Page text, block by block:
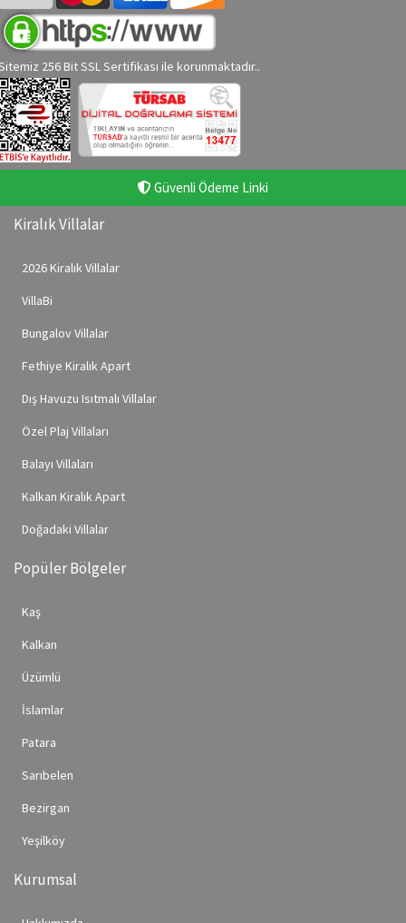
256 Bit SSL Sertifikası ile korunmaktadır..
Güvenli Ödeme Linki
Kiralık Villalar
2026 Kiralık Villalar
VillaBi
Bungalov Villalar
Fethiye Kiralık Apart
Dış Havuzu Isıtmalı Villalar
Özel Plaj Villaları
Balayı Villaları
Kalkan Kiralık Apart
Doğadaki Villalar
Popüler Bölgeler
Kaş
Kalkan
Üzümlü
İslamlar
Patara
Sarıbelen
Bezirgan
Yeşilköy
Kurumsal